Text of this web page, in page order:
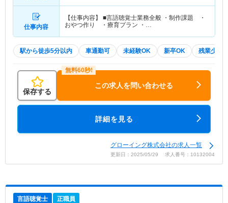
仕事内容
【仕事内容】 ■言語聴覚士業務全般 ・制作課題 ・
おやつ作り ・療育プラン ・…
駅から徒歩5分以内 車通勤可 未経験OK 新卒OK 残業少な
保存する
この求人を問い合わせる
詳細を見る
グローイング株式会社の求人一覧
更新日：2025/05/29 求人番号：10132004
言語聴覚士 正職員